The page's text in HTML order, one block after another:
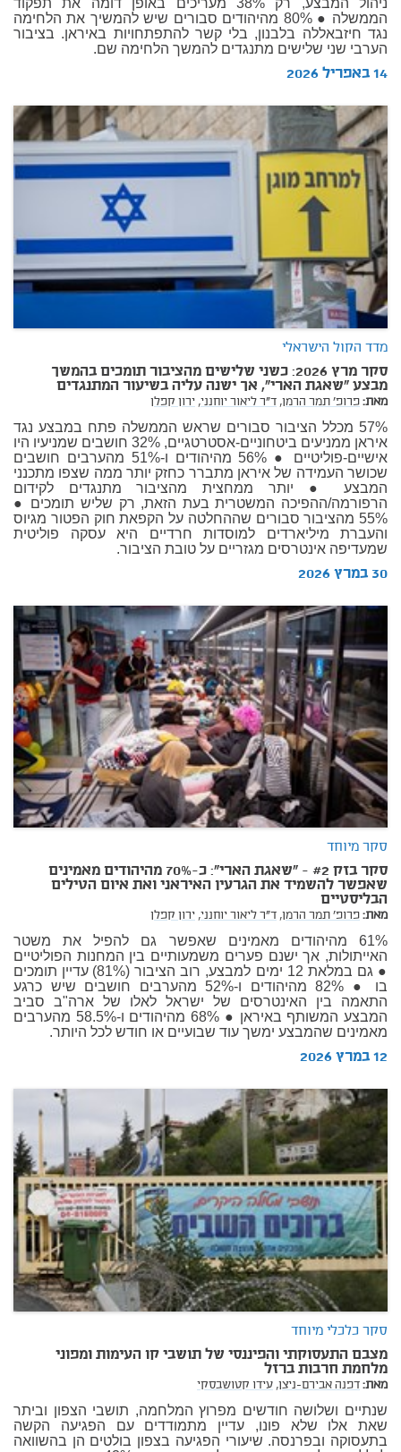
ניהול המבצע, רק 38% מעריכים באופן דומה את תפקוד
הממשלה ● 80% מהיהודים סבורים שיש להמשיך את הלחימה
נגד חיזבאללה בלבנון, בלי קשר להתפתחויות באיראן. בציבור
הערבי שני שלישים מתנגדים להמשך הלחימה שם.
14 באפריל 2026
מדד הקול הישראלי
סקר מרץ 2026: כשני שלישים מהציבור תומכים בהמשך
מבצע "שאגת הארי", אך ישנה עליה בשיעור המתנגדים
מאת:פרופ' תמר הרמן, ד"ר ליאור יוחנני, ירון קפלן
57% מכלל הציבור סבורים שראש הממשלה פתח במבצע נגד
איראן ממניעים ביטחוניים-אסטרטגיים, 32% חושבים שמניעיו היו
אישיים-פוליטיים ● 56% מהיהודים ו-51% מהערבים חושבים
שכושר העמידה של איראן מתברר כחזק יותר ממה שצפו מתכנני
המבצע ● יותר ממחצית מהציבור מתנגדים לקידום
הרפורמה/ההפיכה המשטרית בעת הזאת, רק שליש תומכים ●
55% מהציבור סבורים שההחלטה על הקפאת חוק הפטור מגיוס
והעברת מיליארדים למוסדות חרדיים היא עסקה פוליטית
שמעדיפה אינטרסים מגזריים על טובת הציבור.
30 במרץ 2026
סקר מיוחד
סקר בזק #2 - "שאגת הארי": כ-70% מהיהודים מאמינים
שאפשר להשמיד את הגרעין האיראני ואת איום הטילים
הבליסטיים
מאת:פרופ' תמר הרמן, ד"ר ליאור יוחנני, ירון קפלן
61% מהיהודים מאמינים שאפשר גם להפיל את משטר
האייתולות, אך ישנם פערים משמעותיים בין המחנות הפוליטיים
● גם במלאת 12 ימים למבצע, רוב הציבור (81%) עדיין תומכים
בו ● 82% מהיהודים ו-52% מהערבים חושבים שיש כרגע
התאמה בין האינטרסים של ישראל לאלו של ארה"ב סביב
המבצע המשותף באיראן ● 68% מהיהודים ו-58.5% מהערבים
מאמינים שהמבצע ימשך עוד שבועיים או חודש לכל היותר.
12 במרץ 2026
סקר כלכלי מיוחד
מצבם התעסוקתי והפיננסי של תושבי קו העימות ומפוני
מלחמת חרבות ברזל
מאת:דפנה אבירם-ניצן, עידו קטושבסקי
שנתיים ושלושה חודשים מפרוץ המלחמה, תושבי הצפון וביתר
שאת אלו שלא פונו, עדיין מתמודדים עם הפגיעה הקשה
בתעסוקה ובפרנסה. שיעורי הפגיעה בצפון בולטים הן בהשוואה